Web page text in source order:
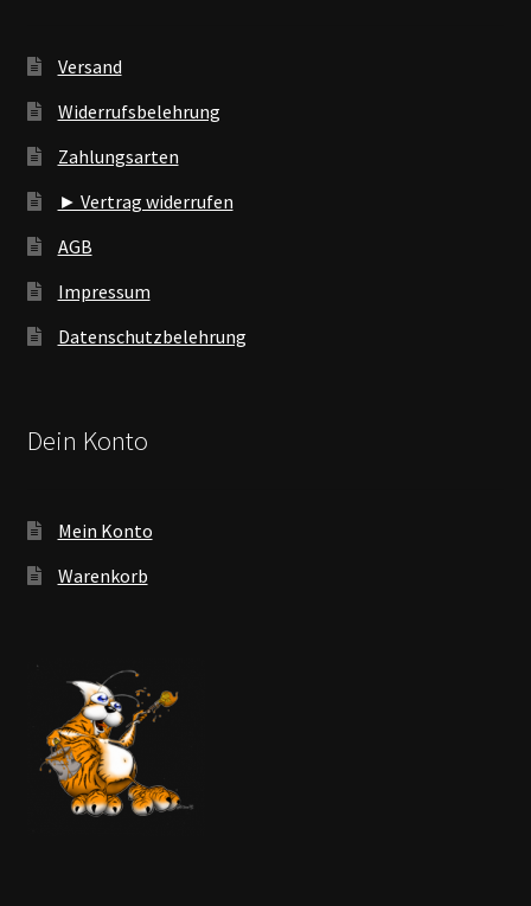
Versand
Widerrufsbelehrung
Zahlungsarten
► Vertrag widerrufen
AGB
Impressum
Datenschutzbelehrung
Dein Konto
Mein Konto
Warenkorb